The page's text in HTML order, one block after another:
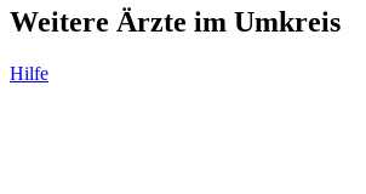
Weitere Ärzte im Umkreis
Hilfe